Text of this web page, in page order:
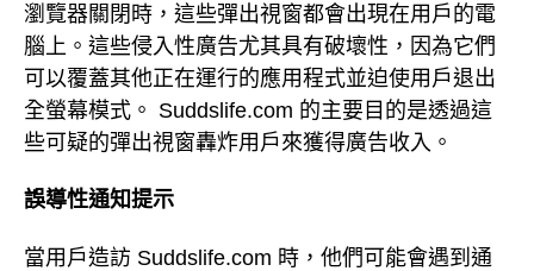
瀏覽器關閉時，這些彈出視窗都會出現在用戶的電
腦上。這些侵入性廣告尤其具有破壞性，因為它們
可以覆蓋其他正在運行的應用程式並迫使用戶退出
全螢幕模式。 Suddslife.com 的主要目的是透過這
些可疑的彈出視窗轟炸用戶來獲得廣告收入。
誤導性通知提示
當用戶造訪 Suddslife.com 時，他們可能會遇到通